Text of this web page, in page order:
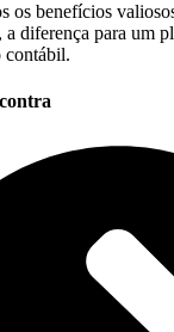
os benefícios
diferença para um
contábil.